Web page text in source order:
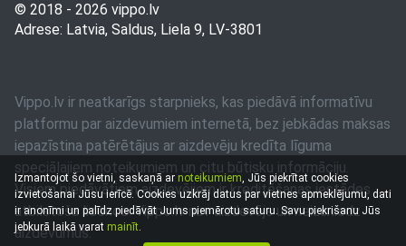
© 2018 - 2026 vippo.lv
Adrese: Latvia, Saldus, Liela 9, LV-3801
Vippo.lv ir neatkarīgs starpnieks, kas piedāvā informatīvu
platformu par aizdevumiem internetā, bez jebkādas maksas
iepazīstina patērētājus ar aizdevēju kredīta līguma
speciālajiem noteikumiem un citu būtisku informāciju.
Visiem piedāvātiem aizdevējiem ir kreditēšanas iestādes
atbilstoša licence. Vippo.lv nav aizdevējs un neizsniedz
aizdevumus.
Izmantojot šo vietni, saskaņā ar noteikumiem, Jūs piekrītat cookies
izvietošanai Jūsu ierīcē. Cookies uzkrāj datus par vietnes apmeklējumu, dati
ir anonīmi un palīdz piedāvāt Jums piemērotu saturu. Savu piekrišanu Jūs
jebkurā laikā varat mainīt.